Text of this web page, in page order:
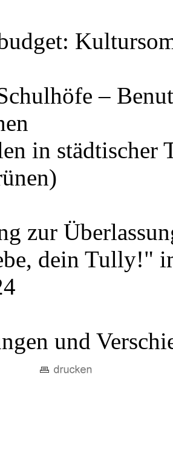
–
in städtischer
zur
dein Tully!"
und